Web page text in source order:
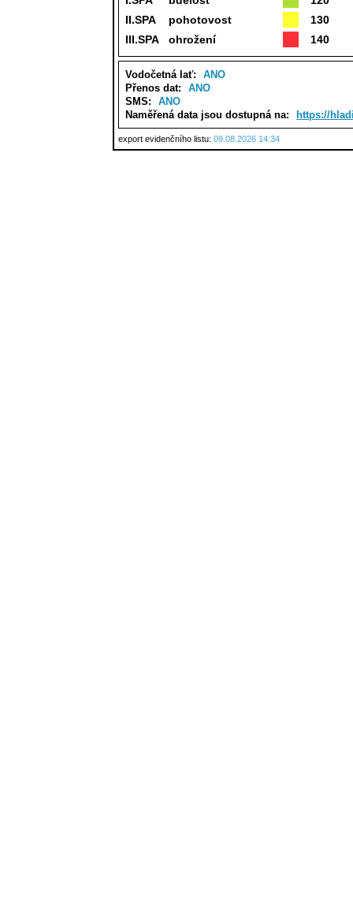
II.SPA
pohotovost
130
III.SPA
ohrožení 140
Vodočetná lať:
ANO
Přenos dat:
ANO
SMS:
ANO
Naměřená data jsou dostupná na:
https://
export evidenčního listu: 09.08.2026 14:34